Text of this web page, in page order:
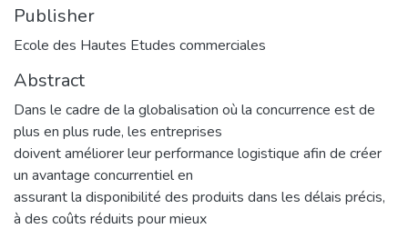
Publisher
Ecole des Hautes Etudes commerciales
Abstract
Dans le cadre de la globalisation où la concurrence est de
plus en plus rude, les entreprises
doivent améliorer leur performance logistique afin de créer
un avantage concurrentiel en
assurant la disponibilité des produits dans les délais précis,
à des coûts réduits pour mieux